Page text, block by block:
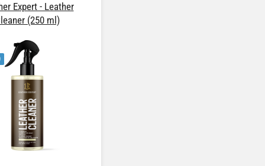
Expert - Leather
(250 ml)